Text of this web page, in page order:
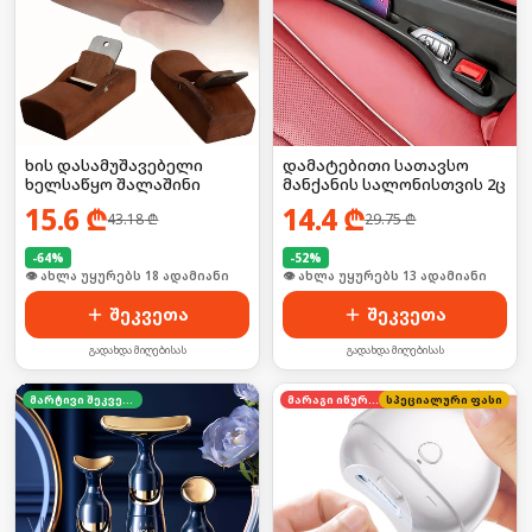
ხის დასამუშავებელი
ხელსაწყო შალაშინი
15.6 ₾43.18₾
-64%
🛒 ბოლო 24სთ-ში იყიდა 24-მა
შეკვეთა
გადახდა მიღებისას
დამატებითი სათავსო
მანქანის სალონისთვის 2ც
14.4₾29.75₾
-52%
🛒 ბოლო 24სთ-ში იყიდა 16-მა
შეკვეთა
გადახდა მიღებისას
მარტივი შეკვეთა მარაგი იწურება სპეციალური ფასი